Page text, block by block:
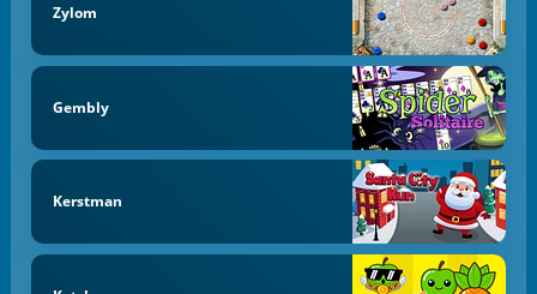
Zylom
Gembly
Kerstman